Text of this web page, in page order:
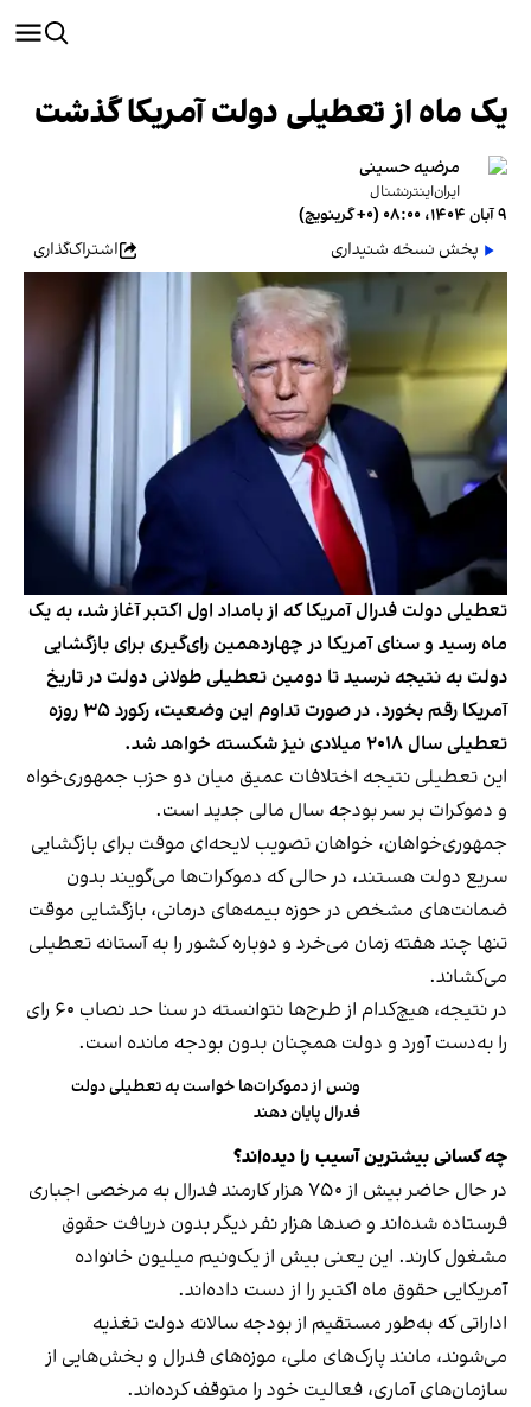
یک ماه از تعطیلی دولت آمریکا گذشت
مرضیه حسینی
ایران‌اینترنشنال
۹ آبان ۱۴۰۴، ۰۸:۰۰ (‎+۰ گرینویچ)
پخش نسخه شنیداری
اشتراک‌گذاری
تعطیلی دولت فدرال آمریکا که از بامداد اول اکتبر آغاز شد، به یک
ماه رسید و سنای آمریکا در چهاردهمین رای‌گیری برای بازگشایی
دولت به نتیجه نرسید تا دومین تعطیلی طولانی دولت در تاریخ
آمریکا رقم بخورد. در صورت تداوم این وضعیت، رکورد ۳۵ روزه
تعطیلی سال ۲۰۱۸ میلادی نیز شکسته خواهد شد.
این تعطیلی نتیجه اختلافات عمیق میان دو حزب جمهوری‌خواه
و دموکرات بر سر بودجه سال مالی جدید است.
جمهوری‌خواهان، خواهان تصویب لایحه‌ای موقت برای بازگشایی
سریع دولت هستند، در حالی که دموکرات‌ها می‌گویند بدون
ضمانت‌های مشخص در حوزه بیمه‌های درمانی، بازگشایی موقت
تنها چند هفته زمان می‌خرد و دوباره کشور را به آستانه تعطیلی
می‌کشاند.
در نتیجه، هیچ‌کدام از طرح‌ها نتوانسته در سنا حد نصاب ۶۰ رای
را به‌دست آورد و دولت همچنان بدون بودجه مانده است.
ونس از دموکرات‌ها خواست به تعطیلی دولت
فدرال پایان دهند
چه کسانی بیشترین آسیب را دیده‌اند؟
در حال حاضر بیش از ۷۵۰ هزار کارمند فدرال به مرخصی اجباری
فرستاده شده‌اند و صدها هزار نفر دیگر بدون دریافت حقوق
مشغول کارند. این یعنی بیش از یک‌ونیم میلیون خانواده
آمریکایی حقوق ماه اکتبر را از دست داده‌اند.
اداراتی که به‌طور مستقیم از بودجه سالانه دولت تغذیه
می‌شوند، مانند پارک‌های ملی، موزه‌های فدرال و بخش‌هایی از
سازمان‌های آماری، فعالیت خود را متوقف کرده‌اند.